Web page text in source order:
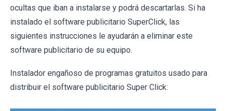
ocultas que iban a instalarse y podrá descartarlas. Si ha
instalado el software publicitario SuperClick, las
siguientes instrucciones le ayudarán a eliminar este
software publicitario de su equipo.
Instalador engañoso de programas gratuitos usado para
distribuir el software publicitario Super Click: